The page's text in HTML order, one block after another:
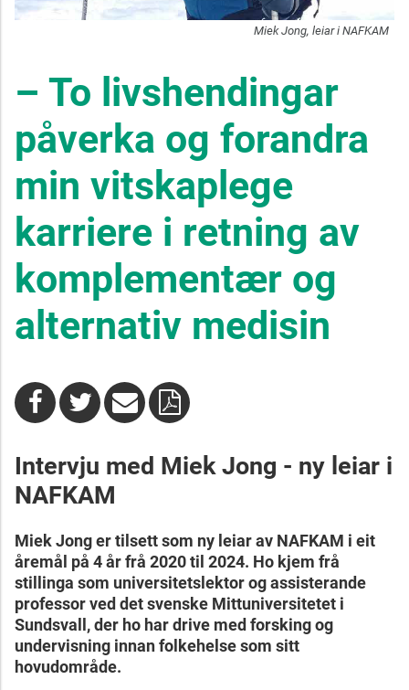
Miek Jong, leiar i NAFKAM
– To livshendingar
påverka og forandra
min vitskaplege
karriere i retning av
komplementær og
alternativ medisin
Intervju med Miek Jong - ny leiar i
NAFKAM
Miek Jong er tilsett som ny leiar av NAFKAM i eit
åremål på 4 år frå 2020 til 2024. Ho kjem frå
stillinga som universitetslektor og assisterande
professor ved det svenske Mittuniversitetet i
Sundsvall, der ho har drive med forsking og
undervisning innan folkehelse som sitt
hovudområde.